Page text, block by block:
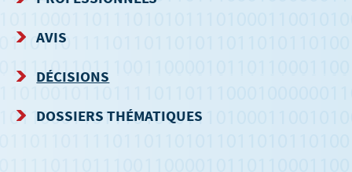
NAVIGATION
AVIS
DÉCISIONS
DOSSIERS THÉMATIQUES